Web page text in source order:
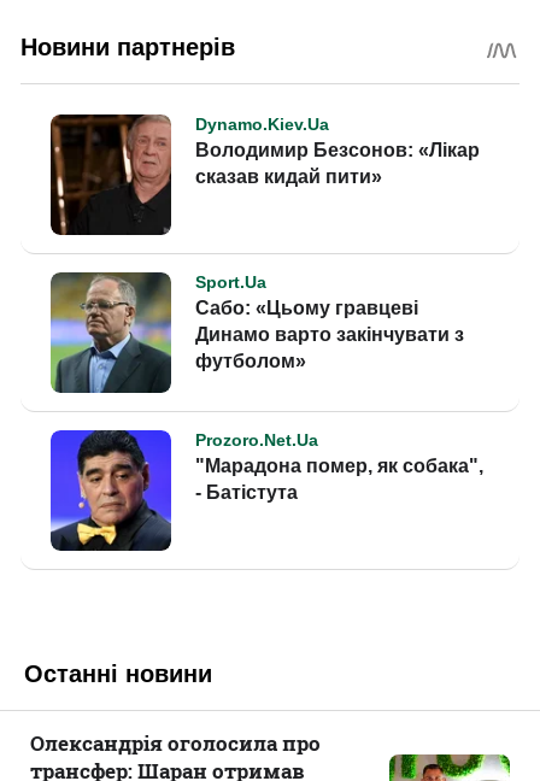
Останні новини
Олександрія оголосила про
трансфер: Шаран отримав